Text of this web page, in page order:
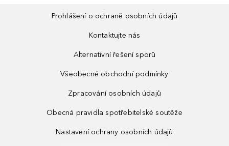
Prohlášení o ochraně osobních údajů
Kontaktujte nás
Alternativní řešení sporů
Všeobecné obchodní podmínky
Zpracování osobních údajů
Obecná pravidla spotřebitelské soutěže
Nastavení ochrany osobních údajů